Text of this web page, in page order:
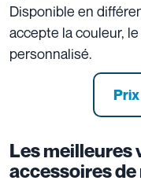
Disponible en
accepte la couleur,
personnalisé.
Prix
Les meilleures
accessoires